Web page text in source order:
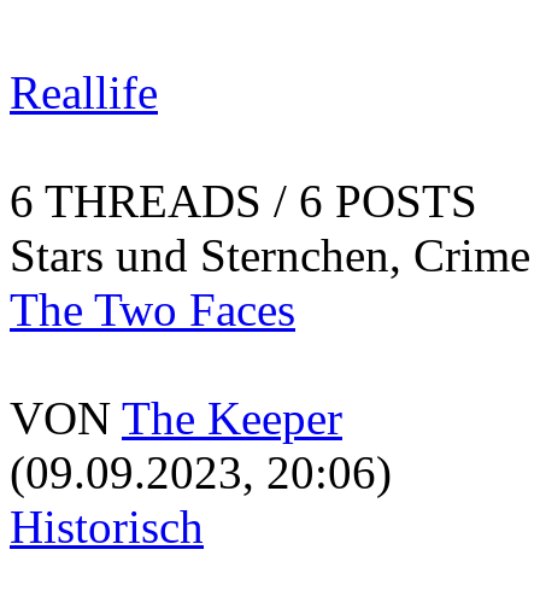
Reallife
6 THREADS / 6 POSTS
Stars und Sternchen,
The Two Faces
VON The Keeper
(09.09.2023, 20:06)
Historisch